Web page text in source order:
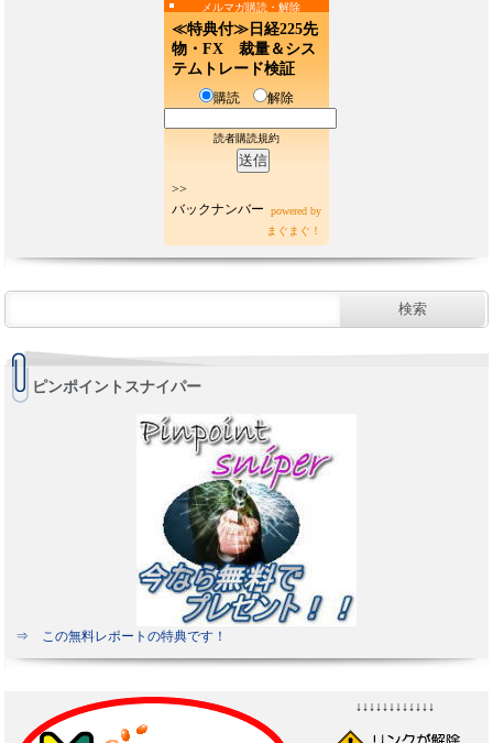
メルマガ購読・解除
≪特典付≫日経225先
物・FX 裁量＆シス
テムトレード検証
購読 解除
読者購読規約
>>
バックナンバー
powered by
まぐまぐ！
ピンポイントスナイパー
⇒ この無料レポートの特典です！
↓↓↓↓↓↓↓↓↓↓↓↓